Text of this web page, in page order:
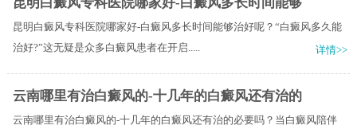
昆明白癜风专科医院哪家好-白癜风多长时间能够治好呢？“白癜风多久能
治好?”这无疑是众多白癜风患者在开启.....
详情>>
云南哪里有治白癜风的-十几年的白癜风还有治的
云南哪里有治白癜风的-十几年的白癜风还有治的必要吗？当白癜风陪伴